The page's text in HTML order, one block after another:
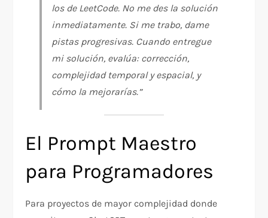
los de LeetCode. No me des la solución
inmediatamente. Si me trabo, dame
pistas progresivas. Cuando entregue
mi solución, evalúa: corrección,
complejidad temporal y espacial, y
cómo la mejorarías.”
El Prompt Maestro
para Programadores
Para proyectos de mayor complejidad donde